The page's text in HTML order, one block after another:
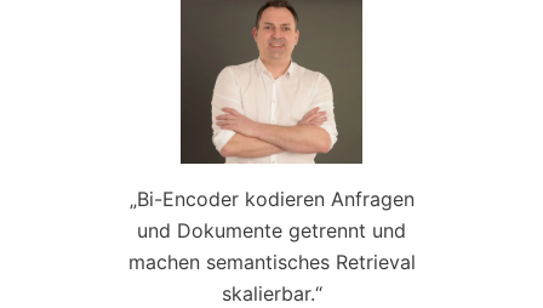
„Bi-Encoder kodieren Anfragen
und Dokumente getrennt und
machen semantisches Retrieval
skalierbar.“